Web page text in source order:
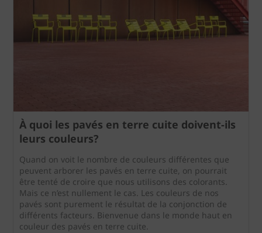
À quoi les pavés en terre cuite doivent-ils
leurs couleurs?
Quand on voit le nombre de couleurs différentes que
peuvent arborer les pavés en terre cuite, on pourrait
être tenté de croire que nous utilisons des colorants.
Mais ce n’est nullement le cas. Les couleurs de nos
pavés sont purement le résultat de la conjonction de
différents facteurs. Bienvenue dans le monde haut en
couleur des pavés en terre cuite.